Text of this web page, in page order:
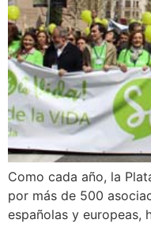
Como cada año, la
por más de 500
españolas y europeas,